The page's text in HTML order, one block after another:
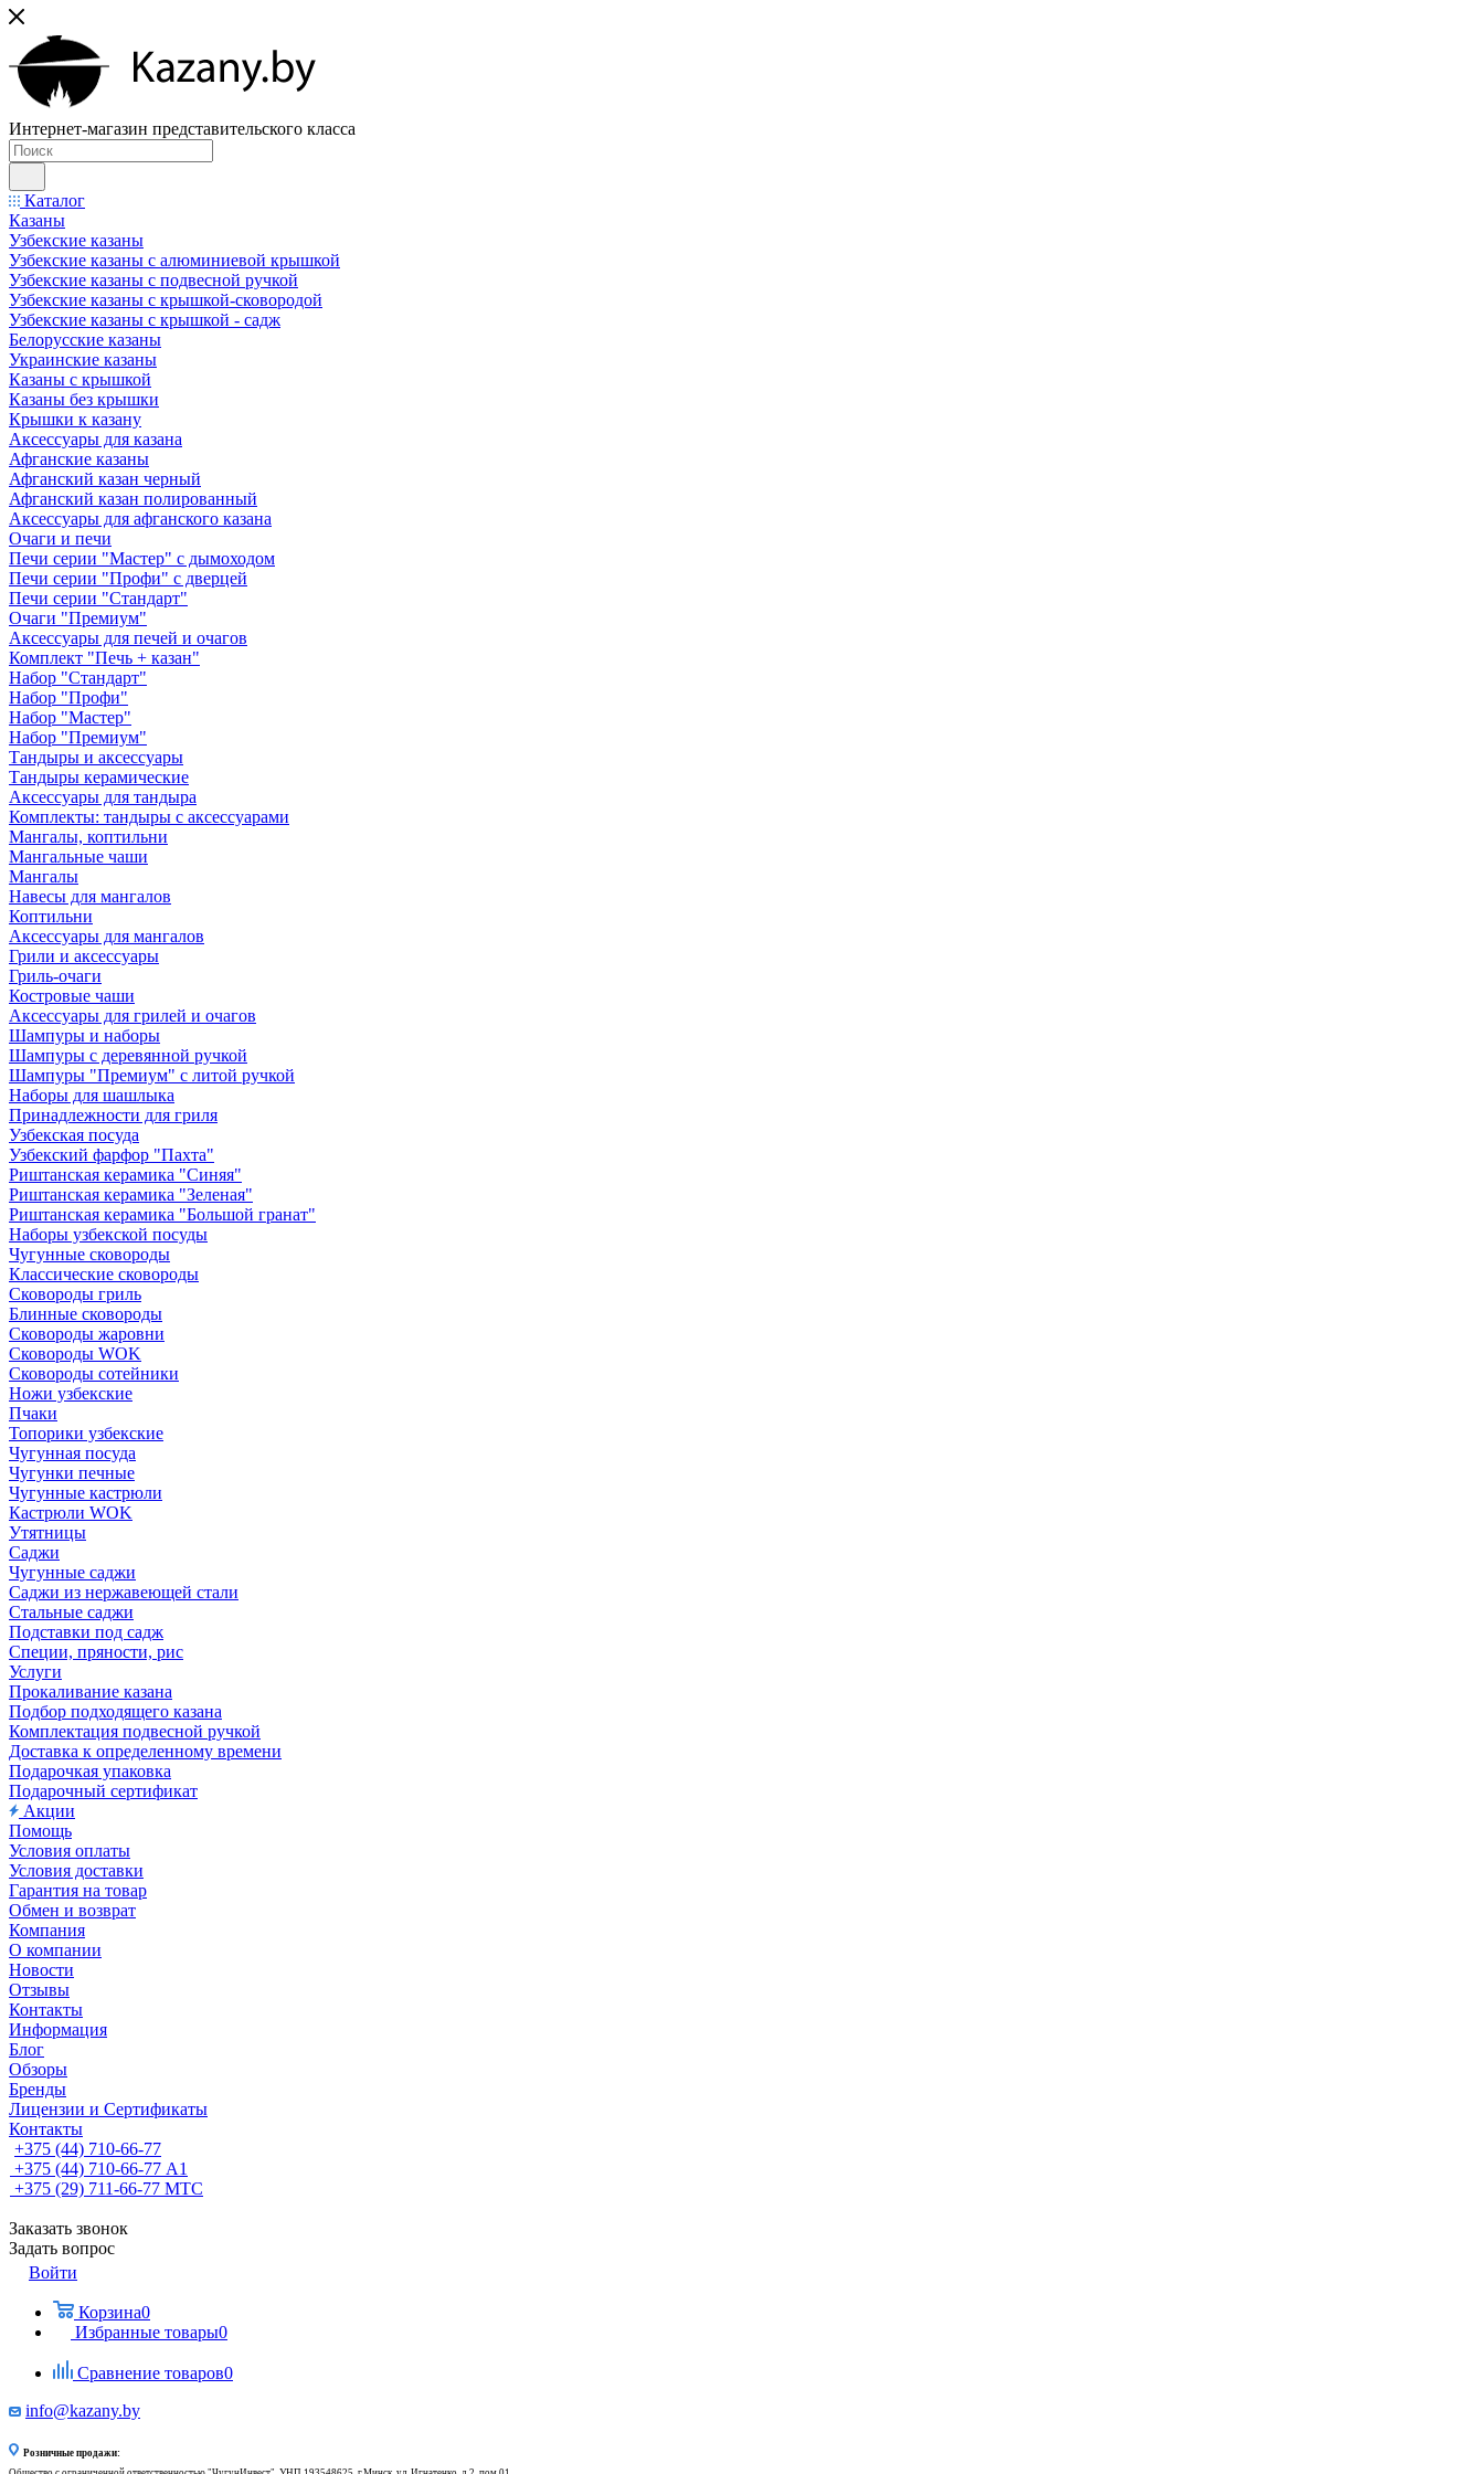
Интернет-магазин представительского класса
Каталог
Казаны
Узбекские казаны
Узбекские казаны с алюминиевой крышкой
Узбекские казаны с подвесной ручкой
Узбекские казаны с крышкой-сковородой
Узбекские казаны с крышкой - садж
Белорусские казаны
Украинские казаны
Казаны с крышкой
Казаны без крышки
Крышки к казану
Аксессуары для казана
Афганские казаны
Афганский казан черный
Афганский казан полированный
Аксессуары для афганского казана
Очаги и печи
Печи серии "Мастер" с дымоходом
Печи серии "Профи" с дверцей
Печи серии "Стандарт"
Очаги "Премиум"
Аксессуары для печей и очагов
Комплект "Печь + казан"
Набор "Стандарт"
Набор "Профи"
Набор "Мастер"
Набор "Премиум"
Тандыры и аксессуары
Тандыры керамические
Аксессуары для тандыра
Комплекты: тандыры с аксессуарами
Мангалы, коптильни
Мангальные чаши
Мангалы
Навесы для мангалов
Коптильни
Аксессуары для мангалов
Грили и аксессуары
Гриль-очаги
Костровые чаши
Аксессуары для грилей и очагов
Шампуры и наборы
Шампуры с деревянной ручкой
Шампуры "Премиум" с литой ручкой
Наборы для шашлыка
Принадлежности для гриля
Узбекская посуда
Узбекский фарфор "Пахта"
Риштанская керамика "Синяя"
Риштанская керамика "Зеленая"
Риштанская керамика "Большой гранат"
Наборы узбекской посуды
Чугунные сковороды
Классические сковороды
Сковороды гриль
Блинные сковороды
Сковороды жаровни
Сковороды WOK
Сковороды сотейники
Ножи узбекские
Пчаки
Топорики узбекские
Чугунная посуда
Чугунки печные
Чугунные кастрюли
Кастрюли WOK
Утятницы
Саджи
Чугунные саджи
Саджи из нержавеющей стали
Стальные саджи
Подставки под садж
Специи, пряности, рис
Услуги
Прокаливание казана
Подбор подходящего казана
Комплектация подвесной ручкой
Доставка к определенному времени
Подарочкая упаковка
Подарочный сертификат
Акции
Помощь
Условия оплаты
Условия доставки
Гарантия на товар
Обмен и возврат
Компания
О компании
Новости
Отзывы
Контакты
Информация
Блог
Обзоры
Бренды
Лицензии и Сертификаты
Контакты
+375 (44) 710-66-77
+375 (44) 710-66-77 А1
+375 (29) 711-66-77 МТС
Заказать звонок
Задать вопрос
Войти
Корзина0
Избранные товары0
Сравнение товаров0
info@kazany.by
Розничные продажи: